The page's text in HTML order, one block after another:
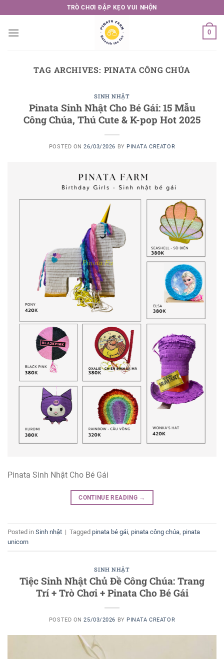
to
content
TRÒ CHƠI ĐẬP KẸO VUI NHỘN
0
TAG ARCHIVES: PINATA CÔNG CHÚA
SINH NHẬT
Pinata Sinh Nhật Cho Bé Gái: 15 Mẫu
Công Chúa, Thú Cute & K-pop Hot 2025
POSTED ON26/03/2026 BY PINATA CREATOR
Pinata Sinh Nhật Cho Bé Gái
CONTINUE READING →
Posted in Sinh nhật | Tagged pinata bé gái, pinata công chúa, pinata
unicorn
SINH NHẬT
Tiệc Sinh Nhật Chủ Đề Công Chúa: Trang
Trí + Trò Chơi + Pinata Cho Bé Gái
POSTED ON25/03/2026 BY PINATA CREATOR